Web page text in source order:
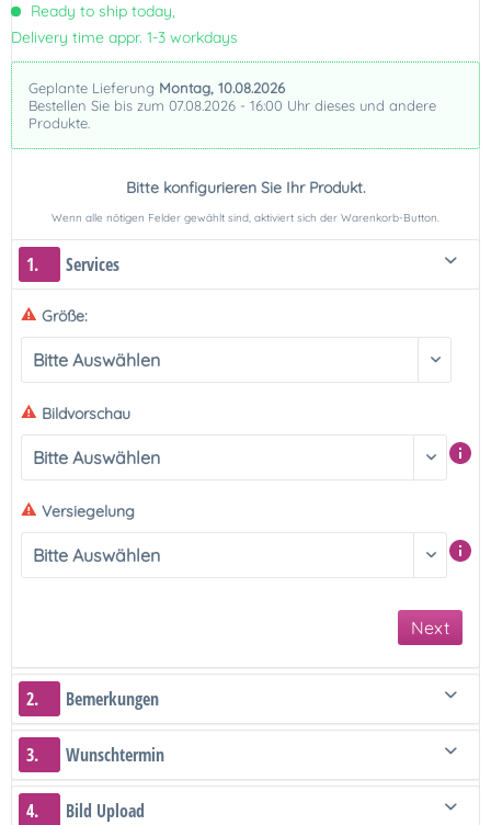
Ready to ship today,
Delivery time appr. 1-3 workdays
Geplante Lieferung Montag, 10.08.2026
Bestellen Sie bis zum 07.08.2026 - 16:00 Uhr dieses und andere
Produkte.
Bitte konfigurieren Sie Ihr Produkt.
Wenn alle nötigen Felder gewählt sind, aktiviert sich der Warenkorb-Button.
1. Services
Größe:
Bildvorschau
Versiegelung
Next
2. Bemerkungen
3. Wunschtermin
4. Bild Upload